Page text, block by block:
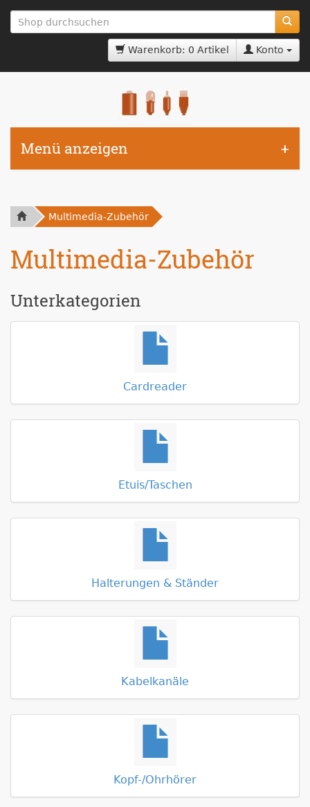
zum
Hauptinhalt
Warenkorb: 0 Artikel Konto
Menü anzeigen
Multimedia-Zubehör
Multimedia-Zubehör
Unterkategorien
Cardreader
Etuis/Taschen
Halterungen & Ständer
Kabelkanäle
Kopf-/Ohrhörer